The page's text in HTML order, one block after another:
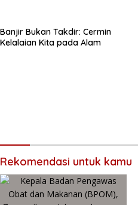
Banjir Bukan Takdir: Cermin
Kelalaian Kita pada Alam
Rekomendasi untuk kamu